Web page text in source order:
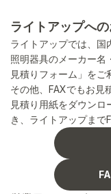
ライトアップへ
ライトアップでは、国
照明器具のメーカー名
見積りフォーム」をご
その他、FAXでもお見
見積り用紙をダウン
き、ライトアップまで